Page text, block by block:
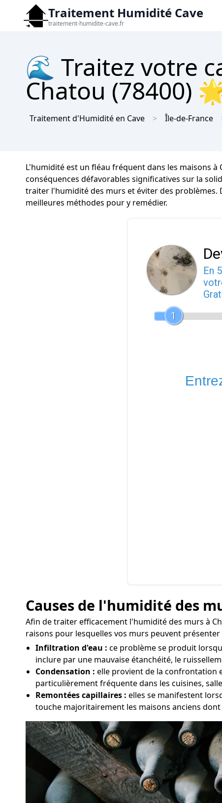
Traitement Humidité Cave
traitement-humidite-cave.fr
🌊 Traitez votre
Chatou (78400)
Traitement d'Humidité en Cave Île-de-France
L'humidité est un fléau fréquent dans les maisons
conséquences défavorables significatives sur la
traiter l'humidité des murs et éviter des problèmes.
meilleures méthodes pour y remédier.
En
1
Causes de l'humidité des
Afin de traiter efficacement l'humidité des murs à
raisons pour lesquelles vos murs peuvent
Infiltration d'eau : ce problème se produit
inclure par une mauvaise étanchéité, le
Condensation : elle provient de la confrontation
particulièrement fréquente dans les cuisines,
Remontées capillaires : elles se manifestent
touche majoritairement les maisons anciens